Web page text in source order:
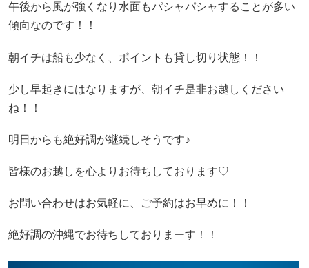
午後から風が強くなり水面もパシャパシャすることが多い
傾向なのです！！
朝イチは船も少なく、ポイントも貸し切り状態！！
少し早起きにはなりますが、朝イチ是非お越しください
ね！！
明日からも絶好調が継続しそうです♪
皆様のお越しを心よりお待ちしております♡
お問い合わせはお気軽に、ご予約はお早めに！！
絶好調の沖縄でお待ちしておりまーす！！